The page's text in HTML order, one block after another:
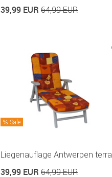
39,99 EUR 64,99 EUR
Sale
Liegenauflage Antwerpen terra
39,99 EUR 64,99 EUR